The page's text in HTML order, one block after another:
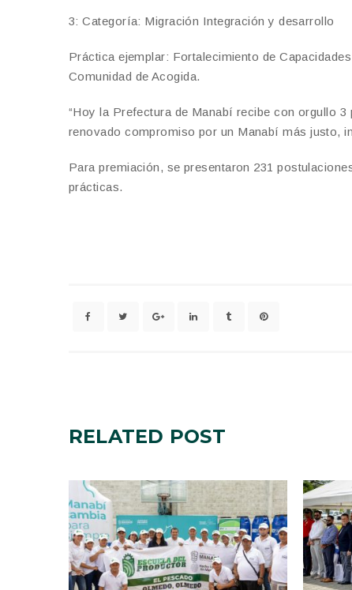
3: Categoría: Migración Integración y desarrollo
Práctica ejemplar: Fortalecimiento de
Comunidad de Acogida.
“Hoy la Prefectura de Manabí recibe con orgullo
renovado compromiso por un Manabí más justo,
Para premiación, se presentaron 231
prácticas.
RELATED POST